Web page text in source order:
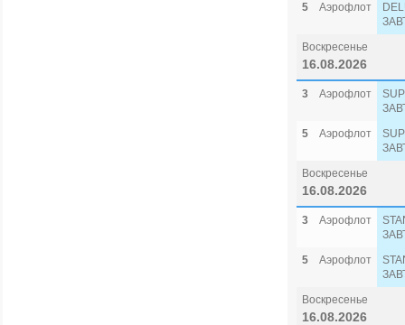
5
Аэрофлот
Воскресенье
16.08.2026
3 Аэрофлот
5
Аэрофлот
Воскресенье
16.08.2026
3 Аэрофлот
5
Аэрофлот
Воскресенье
16.08.2026